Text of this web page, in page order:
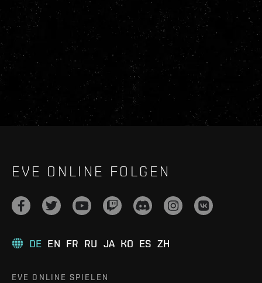
EVE ONLINE FOLGEN
DE EN FR RU JA KO ES ZH
EVE ONLINE SPIELEN